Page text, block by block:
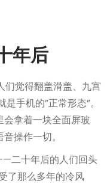
年后
们觉得翻盖滑盖、九宫
手机的”正常形态”。
拿着一块全面屏玻
操作一切。
二十年后的人们回头
了那么多年的冷风